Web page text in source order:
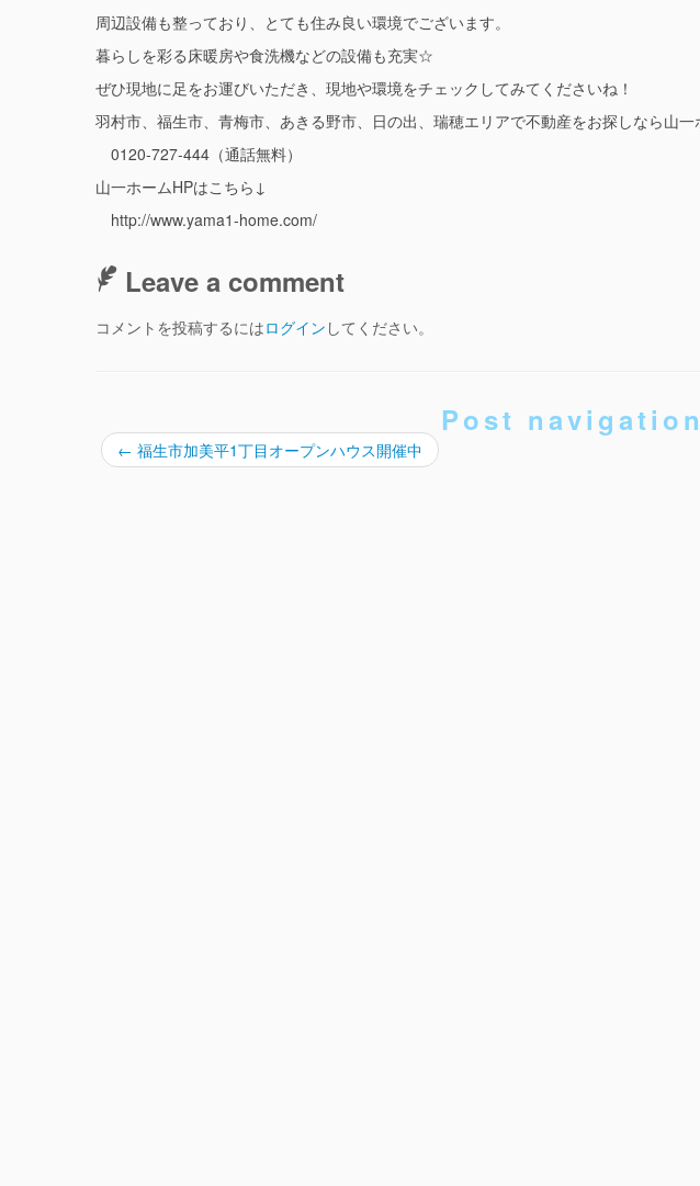
周辺設備も整っており、とても住み良い環境でございます。
暮らしを彩る床暖房や食洗機などの設備も充実☆
ぜひ現地に足をお運びいただき、現地や環境をチェックしてみてくださいね！
羽村市、福生市、青梅市、あきる野市、日の出、瑞穂エリアで不動産をお探しなら山一
0120-727-444（通話無料）
山一ホームHPはこちら↓
http://www.yama1-home.com/
Leave a comment
コメントを投稿するにはログイン してください。
Post navigation
← 福生市加美平1丁目オープンハウス開催中